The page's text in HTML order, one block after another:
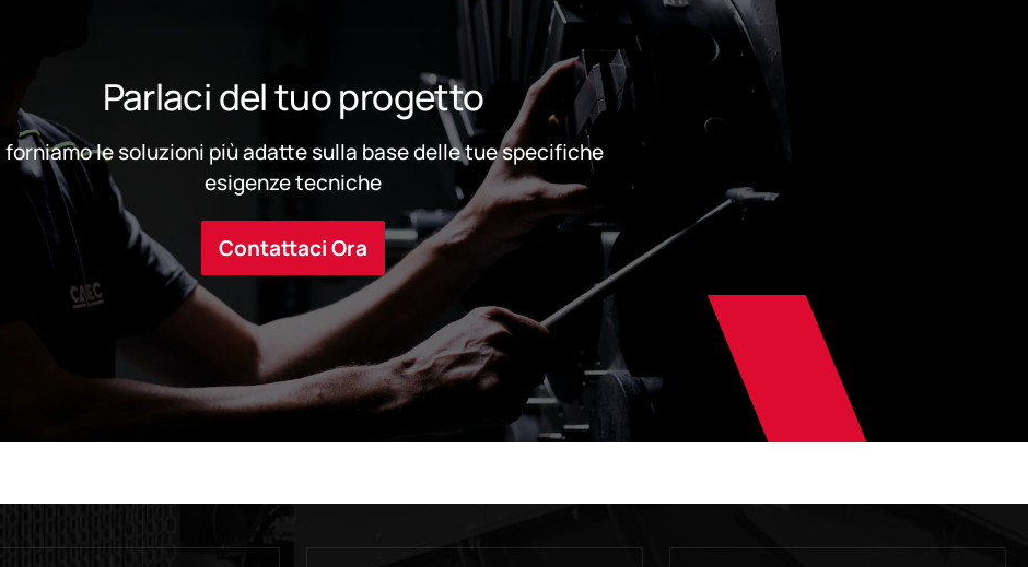
Parlaci del tuo progetto
forniamo le soluzioni più adatte sulla base delle tue specifiche
esigenze tecniche
Contattaci Ora